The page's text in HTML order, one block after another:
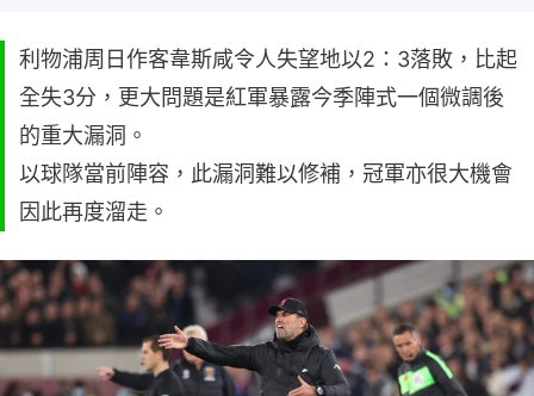
利物浦周日作客韋斯咸令人失望地以2：3落敗，比起
全失3分，更大問題是紅軍暴露今季陣式一個微調後
的重大漏洞。
以球隊當前陣容，此漏洞難以修補，冠軍亦很大機會
因此再度溜走。